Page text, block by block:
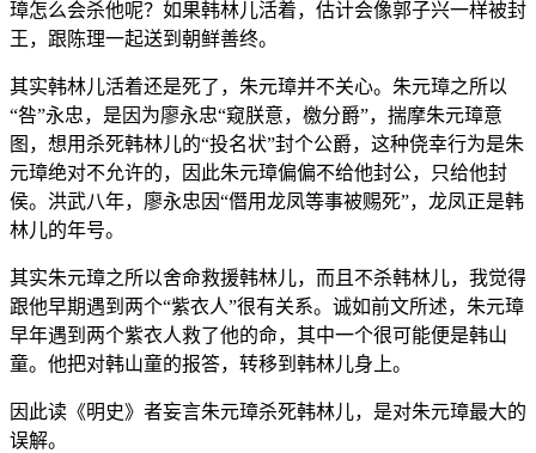
璋怎么会杀他呢？如果韩林儿活着，估计会像郭子兴一样被封
王，跟陈理一起送到朝鲜善终。
其实韩林儿活着还是死了，朱元璋并不关心。朱元璋之所以
“咎”永忠，是因为廖永忠“窥朕意，檄分爵”，揣摩朱元璋意
图，想用杀死韩林儿的“投名状”封个公爵，这种侥幸行为是朱
元璋绝对不允许的，因此朱元璋偏偏不给他封公，只给他封
侯。洪武八年，廖永忠因“僭用龙凤等事被赐死”，龙凤正是韩
林儿的年号。
其实朱元璋之所以舍命救援韩林儿，而且不杀韩林儿，我觉得
跟他早期遇到两个“紫衣人”很有关系。诚如前文所述，朱元璋
早年遇到两个紫衣人救了他的命，其中一个很可能便是韩山
童。他把对韩山童的报答，转移到韩林儿身上。
因此读《明史》者妄言朱元璋杀死韩林儿，是对朱元璋最大的
误解。